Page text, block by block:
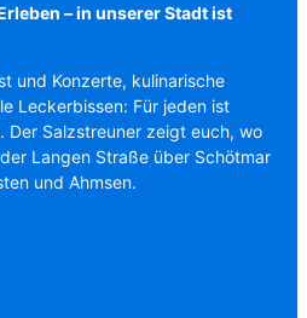
– in unserer Stadt ist
und Konzerte, kulinarische
Leckerbissen: Für jeden ist
Der Salzstreuner zeigt euch, wo
Langen Straße über Schötmar
und Ahmsen.